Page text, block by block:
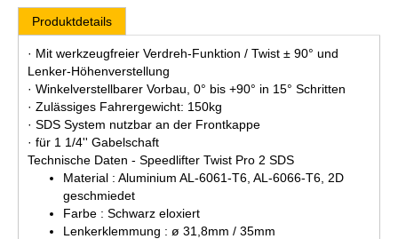
Produktdetails
· Mit werkzeugfreier Verdreh-Funktion / Twist ± 90° und
Lenker-Höhenverstellung
· Winkelverstellbarer Vorbau, 0° bis +90° in 15° Schritten
· Zulässiges Fahrergewicht: 150kg
· SDS System nutzbar an der Frontkappe
· für 1 1/4'' Gabelschaft
Technische Daten - Speedlifter Twist Pro 2 SDS
Material : Aluminium AL-6061-T6, AL-6066-T6, 2D
geschmiedet
Farbe : Schwarz eloxiert
Lenkerklemmung : ø 31,8mm / 35mm